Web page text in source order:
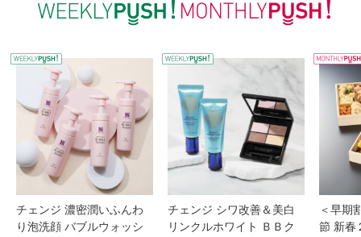
WEEKLY PUSH
チェンジ 濃密潤いふんわ
り泡洗顔 バブルウォッシ
チェンジ シワ改善＆美白
リンクルホワイト ＢＢク
＜早期
節 新春